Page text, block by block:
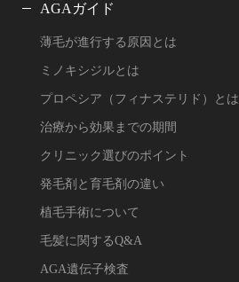
AGAガイド
薄毛が進行する原因とは
ミノキシジルとは
プロペシア（フィナステリド）とは
治療から効果までの期間
クリニック選びのポイント
発毛剤と育毛剤の違い
植毛手術について
毛髪に関するQ&A
AGA遺伝子検査